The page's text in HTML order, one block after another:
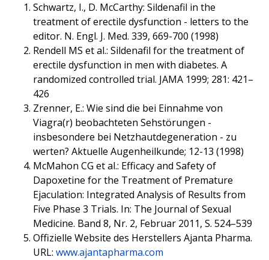
Schwartz, I., D. McCarthy: Sildenafil in the
treatment of erectile dysfunction - letters to the
editor. N. Engl. J. Med. 339, 669-700 (1998)
Rendell MS et al.: Sildenafil for the treatment of
erectile dysfunction in men with diabetes. A
randomized controlled trial. JAMA 1999; 281: 421–
426
Zrenner, E.: Wie sind die bei Einnahme von
Viagra(r) beobachteten Sehstörungen -
insbesondere bei Netzhautdegeneration - zu
werten? Aktuelle Augenheilkunde; 12-13 (1998)
McMahon CG et al.: Efficacy and Safety of
Dapoxetine for the Treatment of Premature
Ejaculation: Integrated Analysis of Results from
Five Phase 3 Trials. In: The Journal of Sexual
Medicine. Band 8, Nr. 2, Februar 2011, S. 524–539
Offizielle Website des Herstellers Ajanta Pharma.
URL: www.ajantapharma.com